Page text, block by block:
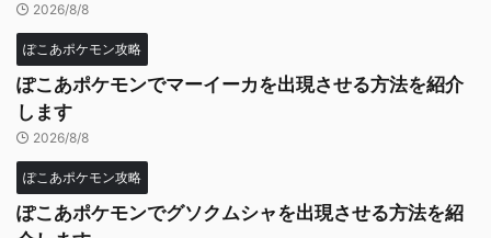
2026/8/8
ぽこあポケモン攻略
ぽこあポケモンでマーイーカを出現させる方法を紹介
します
2026/8/8
ぽこあポケモン攻略
ぽこあポケモンでグソクムシャを出現させる方法を紹